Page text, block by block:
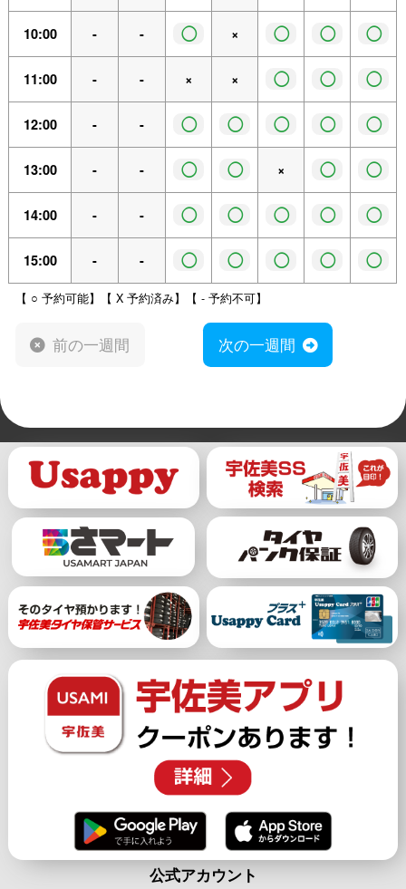
10:00 - - ◯ × ◯ ◯ ◯
11:00 - - × × ◯ ◯ ◯
12:00 - - ◯ ◯ ◯ ◯ ◯
13:00 - - ◯ ◯ × ◯ ◯
14:00 - - ◯ ◯ ◯ ◯ ◯
15:00 - - ◯ ◯ ◯ ◯ ◯
【 ○ 予約可能】【 X 予約済み】【 - 予約不可】
前の一週間 次の一週間
公式アカウント